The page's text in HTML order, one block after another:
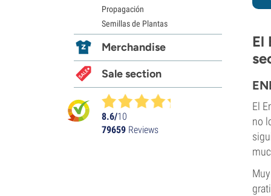
El
El
no
Propagación
Semillas de Plantas
Merchandise
Sale section
8.6/10
79659 Reviews